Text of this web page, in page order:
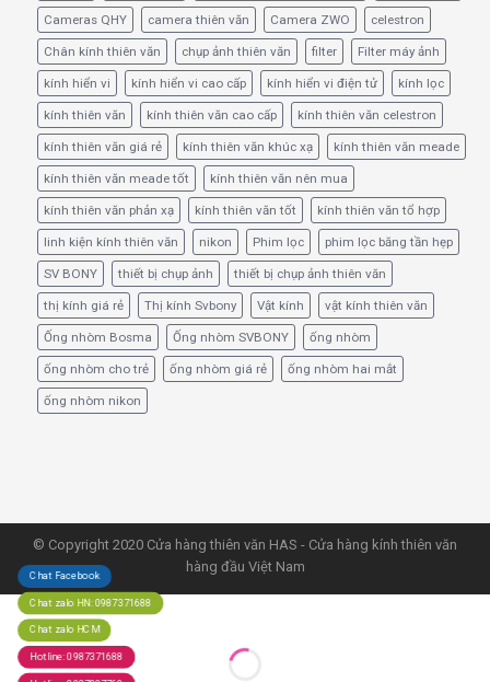
Cameras QHY camera thiên văn Camera ZWO celestron
Chân kính thiên văn chụp ảnh thiên văn filter Filter máy ảnh
kính hiển vi kính hiển vi cao cấp kính hiển vi điện tử kính lọc
kính thiên văn kính thiên văn cao cấp kính thiên văn celestron
kính thiên văn giá rẻ kính thiên văn khúc xạ kính thiên văn meade
kính thiên văn meade tốt kính thiên văn nên mua
kính thiên văn phản xạ kính thiên văn tốt kính thiên văn tổ hợp
linh kiện kính thiên văn nikon Phim lọc phim lọc băng tần hẹp
SV BONY thiết bị chụp ảnh thiết bị chụp ảnh thiên văn
thị kính giá rẻ Thị kính Svbony Vật kính vật kính thiên văn
Ống nhòm Bosma Ống nhòm SVBONY ống nhòm
ống nhòm cho trẻ ống nhòm giá rẻ ống nhòm hai mắt
ống nhòm nikon
© Copyright 2020 Cửa hàng thiên văn HAS - Cửa hàng kính thiên văn
hàng đầu Việt Nam
Chat Facebook
Chat zalo HN: 0987371688
Chat zalo HCM
Hotline: 0987371688